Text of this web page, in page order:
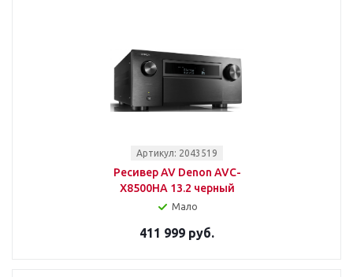
Артикул: 2043519
Ресивер AV Denon AVC-
X8500HA 13.2 черный
Мало
411 999 руб.